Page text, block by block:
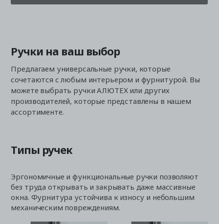
Ручки на ваш выбор
Предлагаем универсальные ручки, которые
сочетаются с любым интерьером и фурнитурой. Вы
можете выбрать ручки АЛЮТЕХ или других
производителей, которые представлены в нашем
ассортименте.
Типы ручек
Эргономичные и функциональные ручки позволяют
без труда открывать и закрывать даже массивные
окна. Фурнитура устойчива к износу и небольшим
механическим повреждениям.